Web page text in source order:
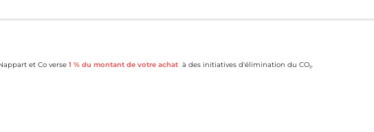
r
r
r
et Co verse 1 % du montant de votre achat à des initiatives d'élimination du CO₂.